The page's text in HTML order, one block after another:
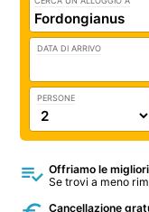
DATA DI ARRIVO
PERSONE
Offriamo le
Se trovi a meno
Cancellazione